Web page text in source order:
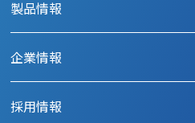
製品情報
事務機器
企業情報
採用情報